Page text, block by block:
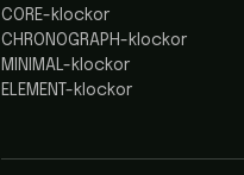
CORE-klockor
CHRONOGRAPH-klockor
MINIMAL-klockor
ELEMENT-klockor